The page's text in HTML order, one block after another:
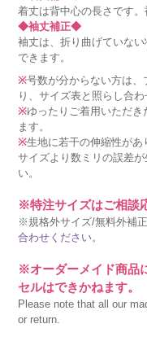
着丈は背中心の長さです。
◆袖丈補正◆
袖丈は、折り曲げていな
できます。
※号数が分からない方は、
り、サイズ表と照らし合わ
※ゆったりご着用いただ
ます。
※生地に若干の伸縮性が
サイズより数ミリの誤差
い。
※特注サイズはご相談
※規格外サイズ/無料外補
合わせください。
※オーダーメイド商品
セルはできかねます。
Please note that all our
or return.